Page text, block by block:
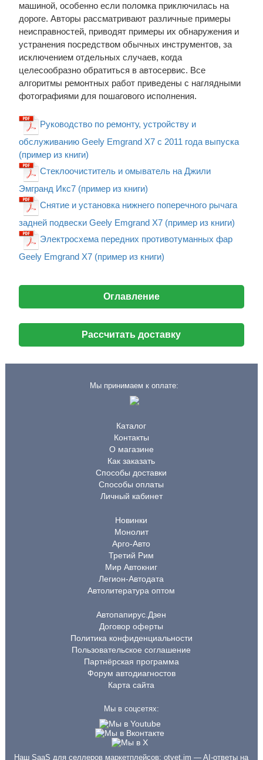
машиной, особенно если поломка приключилась на
дороге. Авторы рассматривают различные примеры
неисправностей, приводят примеры их обнаружения и
устранения посредством обычных инструментов, за
исключением отдельных случаев, когда
целесообразно обратиться в автосервис. Все
алгоритмы ремонтных работ приведены с наглядными
фотографиями для пошагового исполнения.
Руководство по ремонту, устройству и
обслуживанию Geely Emgrand X7 с 2011 года выпуска
(пример из книги)
Стеклоочиститель и омыватель на Джили
Эмгранд Икс7 (пример из книги)
Снятие и установка нижнего поперечного рычага
задней подвески Geely Emgrand X7 (пример из книги)
Электросхема передних противотуманных фар
Geely Emgrand X7 (пример из книги)
Оглавление
Рассчитать доставку
Мы принимаем к оплате:
Каталог
Контакты
О магазине
Как заказать
Способы доставки
Способы оплаты
Личный кабинет
Новинки
Монолит
Арго-Авто
Третий Рим
Мир Автокниг
Легион-Автодата
Автолитература оптом
Автопапирус.Дзен
Договор оферты
Политика конфиденциальности
Пользовательское соглашение
Партнёрская программа
Форум автодиагностов
Карта сайта
Мы в соцсетях:
Наш SaaS для селлеров маркетплейсов:otvet.im — AI-ответы на